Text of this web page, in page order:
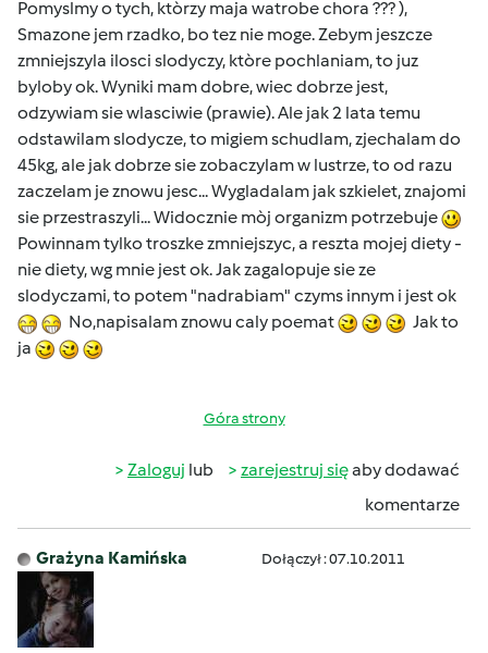
Pomyslmy o tych, ktòrzy maja watrobe chora ??? ),
Smazone jem rzadko, bo tez nie moge. Zebym jeszcze
zmniejszyla ilosci slodyczy, ktòre pochlaniam, to juz
byloby ok. Wyniki mam dobre, wiec dobrze jest,
odzywiam sie wlasciwie (prawie). Ale jak 2 lata temu
odstawilam slodycze, to migiem schudlam, zjechalam do
45kg, ale jak dobrze sie zobaczylam w lustrze, to od razu
zaczelam je znowu jesc... Wygladalam jak szkielet, znajomi
sie przestraszyli... Widocznie mòj organizm potrzebuje
Powinnam tylko troszke zmniejszyc, a reszta mojej diety -
nie diety, wg mnie jest ok. Jak zagalopuje sie ze
slodyczami, to potem "nadrabiam" czyms innym i jest ok
No,napisalam znowu caly poemat
Jak to
ja
Góra strony
Zaloguj lub zarejestruj sięaby dodawać
komentarze
Grażyna Kamińska Dołączył : 07.10.2011